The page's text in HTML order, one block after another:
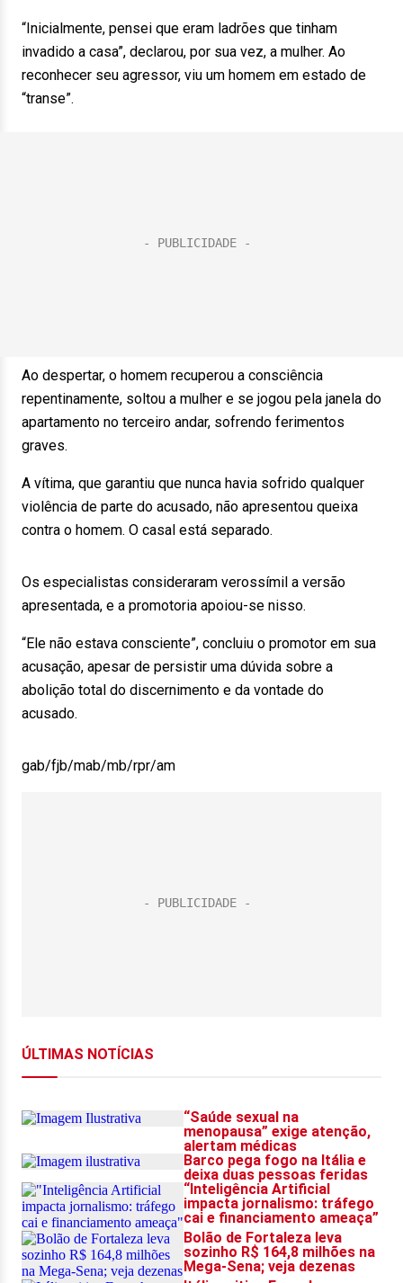
“Inicialmente, pensei que eram ladrões que tinham
invadido a casa”, declarou, por sua vez, a mulher. Ao
reconhecer seu agressor, viu um homem em estado de
“transe”.
Ao despertar, o homem recuperou a consciência
repentinamente, soltou a mulher e se jogou pela janela do
apartamento no terceiro andar, sofrendo ferimentos
graves.
A vítima, que garantiu que nunca havia sofrido qualquer
violência de parte do acusado, não apresentou queixa
contra o homem. O casal está separado.
Os especialistas consideraram verossímil a versão
apresentada, e a promotoria apoiou-se nisso.
“Ele não estava consciente”, concluiu o promotor em sua
acusação, apesar de persistir uma dúvida sobre a
abolição total do discernimento e da vontade do
acusado.
gab/fjb/mab/mb/rpr/am